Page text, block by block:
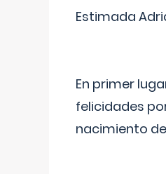
Estimada
En primer
felicidades
nacimiento